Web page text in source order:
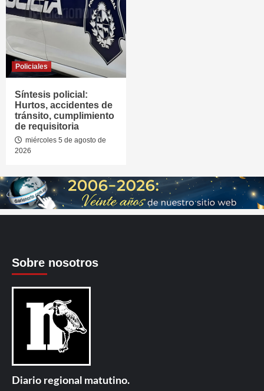
Policiales
Síntesis policial:
Hurtos, accidentes de
tránsito, cumplimiento
de requisitoria
miércoles 5 de agosto de
2026
Sobre nosotros
Diario regional matutino.